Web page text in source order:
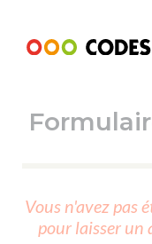
ESPACE ÉLÈVE
Code
Passer l'ASSR
Réviser le
Vous n'avez pas
pour laisser un